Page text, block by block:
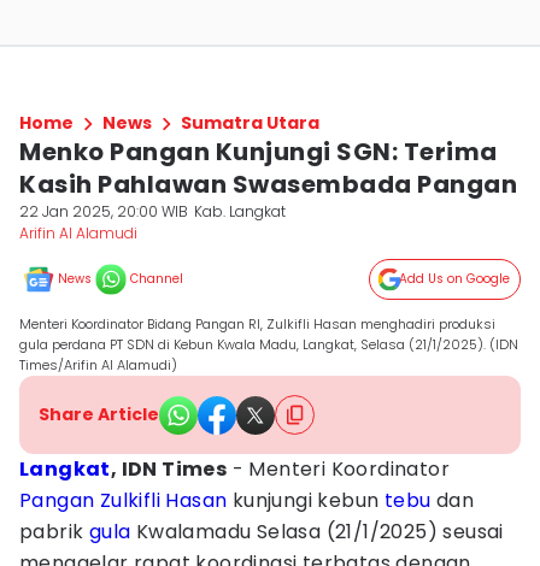
Home News Sumatra Utara
Menko Pangan Kunjungi SGN: Terima
Kasih Pahlawan Swasembada Pangan
22 Jan 2025, 20:00 WIB Kab. Langkat
Arifin Al Alamudi
News Channel Add Us on Google
Menteri Koordinator Bidang Pangan RI, Zulkifli Hasan menghadiri produksi
gula perdana PT SDN di Kebun Kwala Madu, Langkat, Selasa (21/1/2025). (IDN
Times/Arifin Al Alamudi)
Share Article
Langkat, IDN Times - Menteri Koordinator
Pangan Zulkifli Hasan kunjungi kebun tebu dan
pabrik gula Kwalamadu Selasa (21/1/2025) seusai